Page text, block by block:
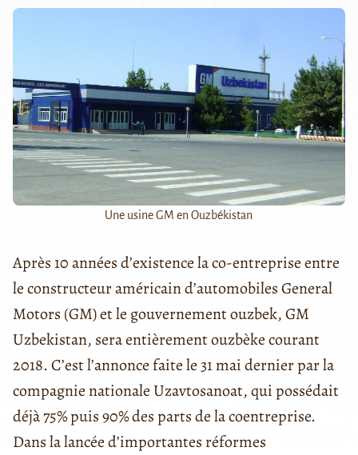
Une usine GM en Ouzbékistan
Après 10 années d’existence la co-entreprise entre
le constructeur américain d’automobiles General
Motors (GM) et le gouvernement ouzbek, GM
Uzbekistan, sera entièrement ouzbèke courant
2018. C’est l’annonce faite le 31 mai dernier par la
compagnie nationale Uzavtosanoat, qui possédait
déjà 75% puis 90% des parts de la coentreprise.
Dans la lancée d’importantes réformes